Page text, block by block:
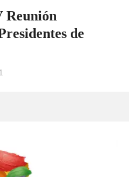
Reunión
de